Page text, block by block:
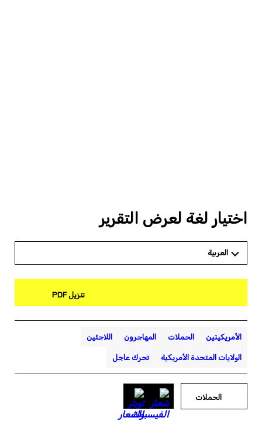
اختيار لغة لعرض التقرير
العربية
تنزيل PDF
الأمريكيتين الحملات المهاجرون اللاجئين
الولايات المتحدة الأمريكية تحرك عاجل
الحملات